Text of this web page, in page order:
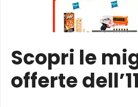
Scopri le
offerte